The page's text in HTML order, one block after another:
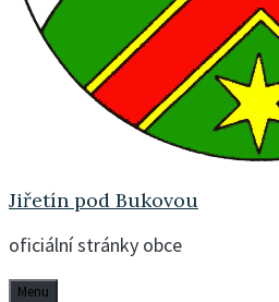
Jiřetín pod Bukovou
oficiální stránky obce
Menu